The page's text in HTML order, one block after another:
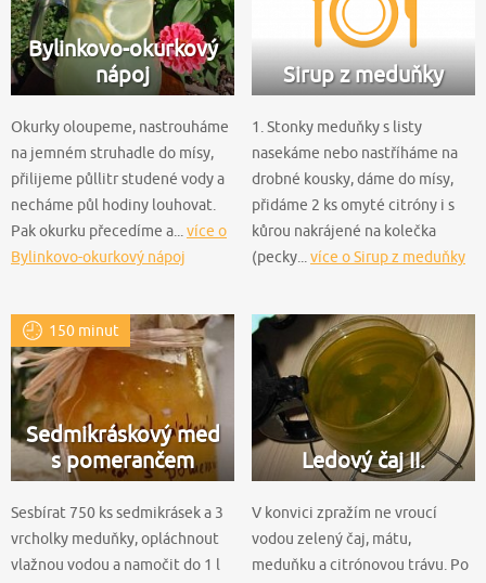
Bylinkovo-okurkový
nápoj
Okurky oloupeme, nastrouháme
na jemném struhadle do mísy,
přilijeme půllitr studené vody a
necháme půl hodiny louhovat.
Pak okurku přecedíme a... více o
Bylinkovo-okurkový nápoj
Sirup z meduňky
1. Stonky meduňky s listy
nasekáme nebo nastříháme na
drobné kousky, dáme do mísy,
přidáme 2 ks omyté citróny i s
kůrou nakrájené na kolečka
(pecky... více o Sirup z meduňky
150 minut
Sedmikráskový med
s pomerančem
Sesbírat 750 ks sedmikrásek a 3
vrcholky meduňky, opláchnout
vlažnou vodou a namočit do 1 l
Ledový čaj II.
V konvici zpražím ne vroucí
vodou zelený čaj, mátu,
meduňku a citrónovou trávu. Po